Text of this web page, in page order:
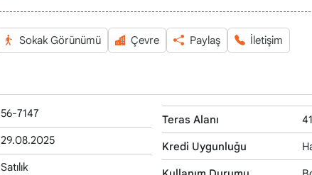
Sokak Görünümü Çevre Paylaş İletişim
56-7147
29.08.2025
Satılık
Teras Alanı
Kredi Uygunluğu